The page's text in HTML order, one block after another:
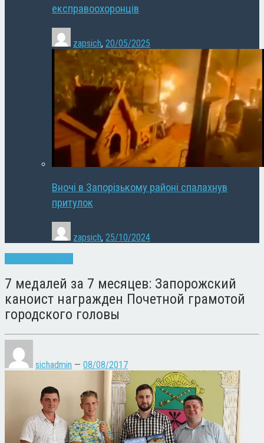
експравоохоронців
zapsich, 20/05/2025
Вночі в Запорізькому районі спалахнув
притулок
zapsich, 25/10/2024
7 медалей за 7 месяцев: Запорожский
каноист награжден Почетной грамотой
городского головы
sichadmin — 08/08/2017